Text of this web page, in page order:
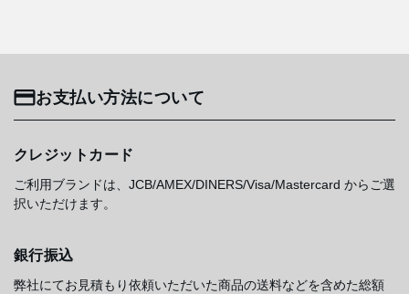
お支払い方法について
クレジットカード
ご利用ブランドは、JCB/AMEX/DINERS/Visa/Mastercard からご選
択いただけます。
銀行振込
弊社にてお見積もり依頼いただいた商品の送料などを含めた総額